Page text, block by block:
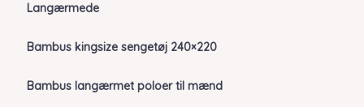
Langærmede
Bambus kingsize sengetøj 240×220
Bambus langærmet poloer til mænd